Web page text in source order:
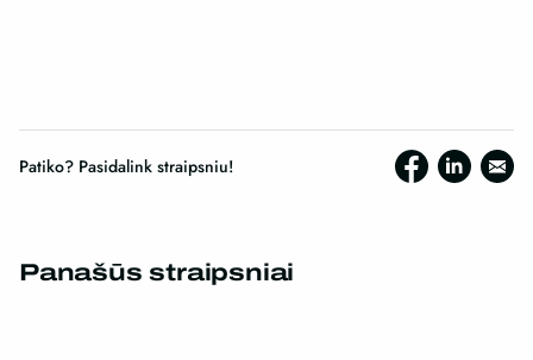
Patiko? Pasidalink straipsniu!
Panašūs straipsniai